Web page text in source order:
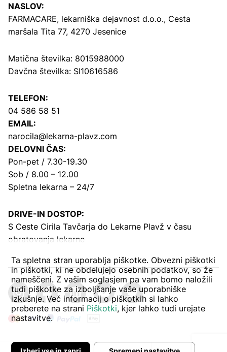
NASLOV:
FARMACARE, lekarniška dejavnost d.o.o., Cesta
maršala Tita 77, 4270 Jesenice
Matična številka: 8015988000
Davčna številka: SI10616586
TELEFON:
04 586 58 51
EMAIL:
narocila@lekarna-plavz.com
DELOVNI ČAS:
Pon-pet / 7.30-19.30
Sob / 8.00 – 12.00
Spletna lekarna – 24/7
DRIVE-IN DOSTOP:
S Ceste Cirila Tavčarja do Lekarne Plavž v času
obratovanja lekarne
Ta spletna stran uporablja piškotke. Obvezni piškotki
in piškotki, ki ne obdelujejo osebnih podatkov, so že
nameščeni. Z vašim soglasjem pa vam bomo naložili
tudi piškotke za izboljšanje vaše uporabniške
izkušnje. Več informacij o piškotkih si lahko
preberete na strani Piškotki, kjer lahko tudi urejate
nastavitve.